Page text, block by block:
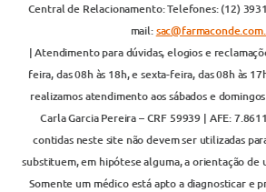
Central de Relacionamento: Telefones: (12)
mail:
| Atendimento para dúvidas, elogios e
feira, das 08h às 18h, e sexta-feira, das 08h às
realizamos atendimento aos sábados e
Carla Garcia Pereira – CRF 59939 | AFE:
contidas neste site não devem ser utilizadas
substituem, em hipótese alguma, a orientação de
Somente um médico está apto a diagnosticar e